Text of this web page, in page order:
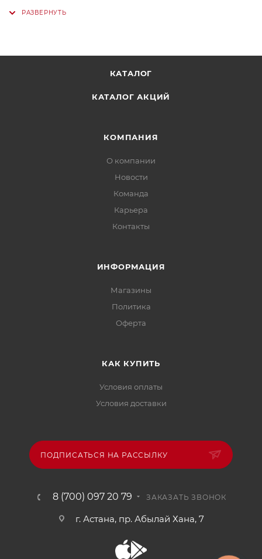
КАТАЛОГ
КАТАЛОГ АКЦИЙ
КОМПАНИЯ
О компании
Новости
Команда
Карьера
Контакты
ИНФОРМАЦИЯ
Магазины
Политика
Офертa
КАК КУПИТЬ
Условия оплаты
Условия доставки
ПОДПИСАТЬСЯ НА РАССЫЛКУ
8 (700) 097 20 79 ЗАКАЗАТЬ ЗВОНОК
г. Астана, пр. Абылай Хана, 7